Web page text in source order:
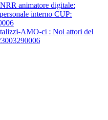
animatore digitale:
interno CUP:
AMO-ci : Noi attori del